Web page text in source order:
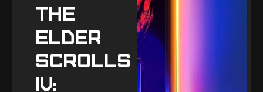
The
Elder
Scrolls
IV: